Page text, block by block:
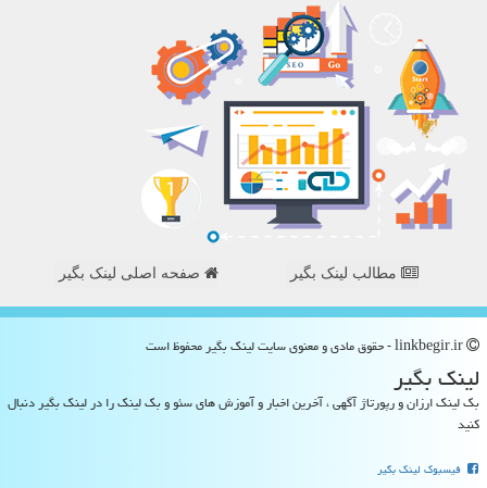
مطالب لینک بگیر صفحه اصلی لینک بگیر
لینك بگیر
بک لینک ارزان و رپورتاژ آگهی ، آخرین اخبار و آموزش های سئو و بک لینک را در لینک بگیر دنبال
کنید
فیسبوک لینک بگیر